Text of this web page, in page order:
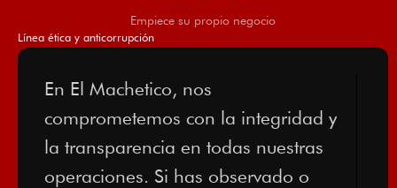
Empiece su propio negocio
Línea ética y anticorrupción
En El Machetico, nos
comprometemos con la integridad y
la transparencia en todas nuestras
operaciones. Si has observado o